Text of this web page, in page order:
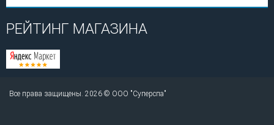
РЕЙТИНГ МАГАЗИНА
Все права защищены. 2026 © ООО "Суперспа"